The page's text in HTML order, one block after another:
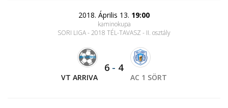
2018. Április 13. 19:00
kaminokupa
SORI LIGA - 2018 TÉL-TAVASZ - II. osztály
VT ARRIVA
6 - 4
AC 1 SÖRT